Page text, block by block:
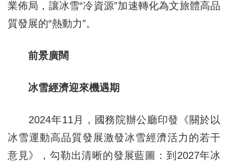
業佈局，讓冰雪“冷資源”加速轉化為文旅體高品
質發展的“熱動力”。
前景廣闊
冰雪經濟迎來機遇期
2024年11月，國務院辦公廳印發《關於以
冰雪運動高品質發展激發冰雪經濟活力的若干
意見》，勾勒出清晰的發展藍圖：到2027年冰